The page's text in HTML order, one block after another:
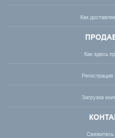
Как
Как здесь
Загрузка